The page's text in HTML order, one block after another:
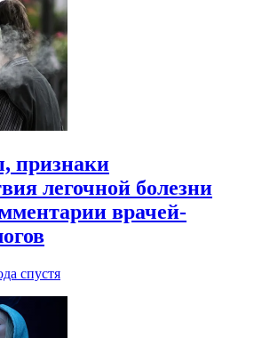
признаки
легочной болезни
врачей-
спустя